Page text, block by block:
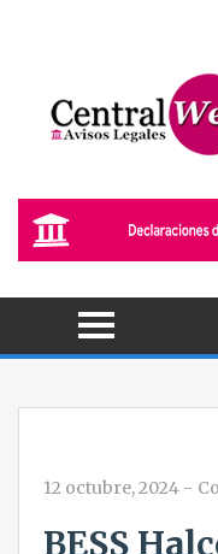
12 octubre, 2024 -
BESS